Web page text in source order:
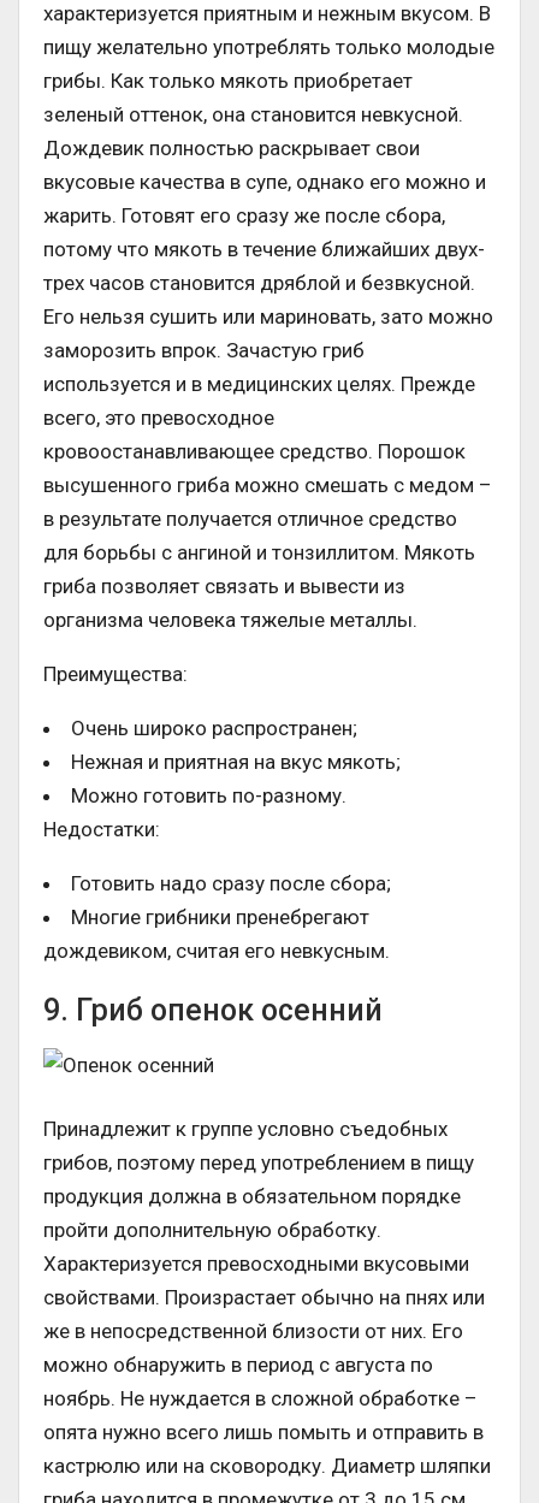
характеризуется приятным и нежным вкусом. В
пищу желательно употреблять только молодые
грибы. Как только мякоть приобретает
зеленый оттенок, она становится невкусной.
Дождевик полностью раскрывает свои
вкусовые качества в супе, однако его можно и
жарить. Готовят его сразу же после сбора,
потому что мякоть в течение ближайших двух-
трех часов становится дряблой и безвкусной.
Его нельзя сушить или мариновать, зато можно
заморозить впрок. Зачастую гриб
используется и в медицинских целях. Прежде
всего, это превосходное
кровоостанавливающее средство. Порошок
высушенного гриба можно смешать с медом –
в результате получается отличное средство
для борьбы с ангиной и тонзиллитом. Мякоть
гриба позволяет связать и вывести из
организма человека тяжелые металлы.
Преимущества:
Очень широко распространен;
Нежная и приятная на вкус мякоть;
Можно готовить по-разному.
Недостатки:
Готовить надо сразу после сбора;
Многие грибники пренебрегают
дождевиком, считая его невкусным.
9. Гриб опенок осенний
Принадлежит к группе условно съедобных
грибов, поэтому перед употреблением в пищу
продукция должна в обязательном порядке
пройти дополнительную обработку.
Характеризуется превосходными вкусовыми
свойствами. Произрастает обычно на пнях или
же в непосредственной близости от них. Его
можно обнаружить в период с августа по
ноябрь. Не нуждается в сложной обработке –
опята нужно всего лишь помыть и отправить в
кастрюлю или на сковородку. Диаметр шляпки